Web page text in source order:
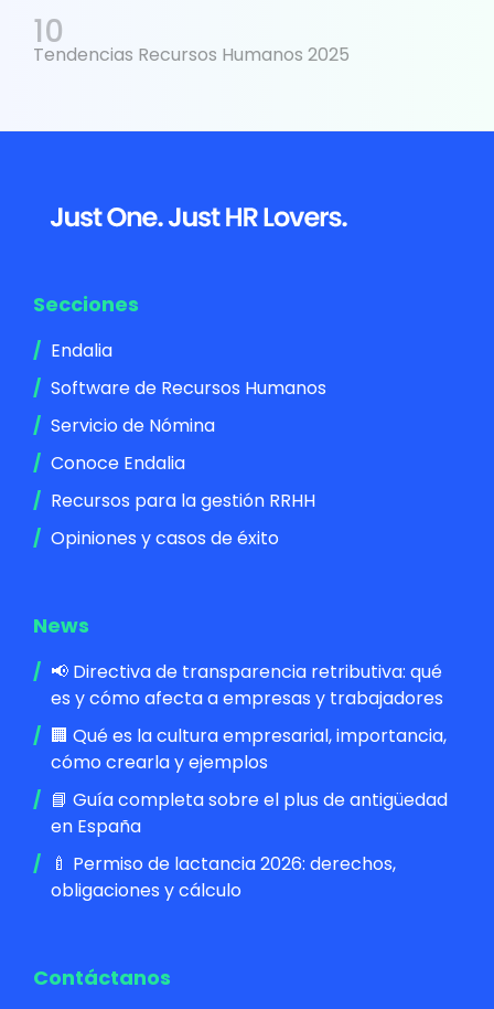
Tendencias Recursos Humanos 2025
Footer
Secciones
Endalia
Software de Recursos Humanos
Servicio de Nómina
Conoce Endalia
Recursos para la gestión RRHH
Opiniones y casos de éxito
News
📢 Directiva de transparencia retributiva: qué
es y cómo afecta a empresas y trabajadores
🏢 Qué es la cultura empresarial, importancia,
cómo crearla y ejemplos
📘 Guía completa sobre el plus de antigüedad
en España
🍼 Permiso de lactancia 2026: derechos,
obligaciones y cálculo
Contáctanos